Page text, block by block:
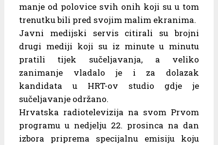
manje od polovice svih onih koji su u tom
trenutku bili pred svojim malim ekranima.
Javni medijski servis citirali su brojni
drugi mediji koji su iz minute u minutu
pratili tijek sučeljavanja, a veliko
zanimanje vladalo je i za dolazak
kandidata u HRT-ov studio gdje je
sučeljavanje održano.
Hrvatska radiotelevizija na svom Prvom
programu u nedjelju 22. prosinca na dan
izbora priprema specijalnu emisiju koju